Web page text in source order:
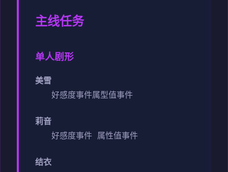
主线任务
单人剧形
美雪
好感度事件属型值事件
莉音
好感度事件 属性值事件
结衣